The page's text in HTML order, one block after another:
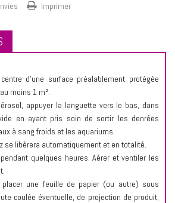
Imprimer
d'une surface préalablement protégée
moins 1 m².
appuyer la languette vers le bas, dans
en ayant pris soin de sortir les denrées
à sang froids et les aquariums.
se libèrera automatiquement et en totalité.
quelques heures. Aérer et ventiler les
placer une feuille de papier (ou autre) sous
coulée éventuelle, de projection de produit,